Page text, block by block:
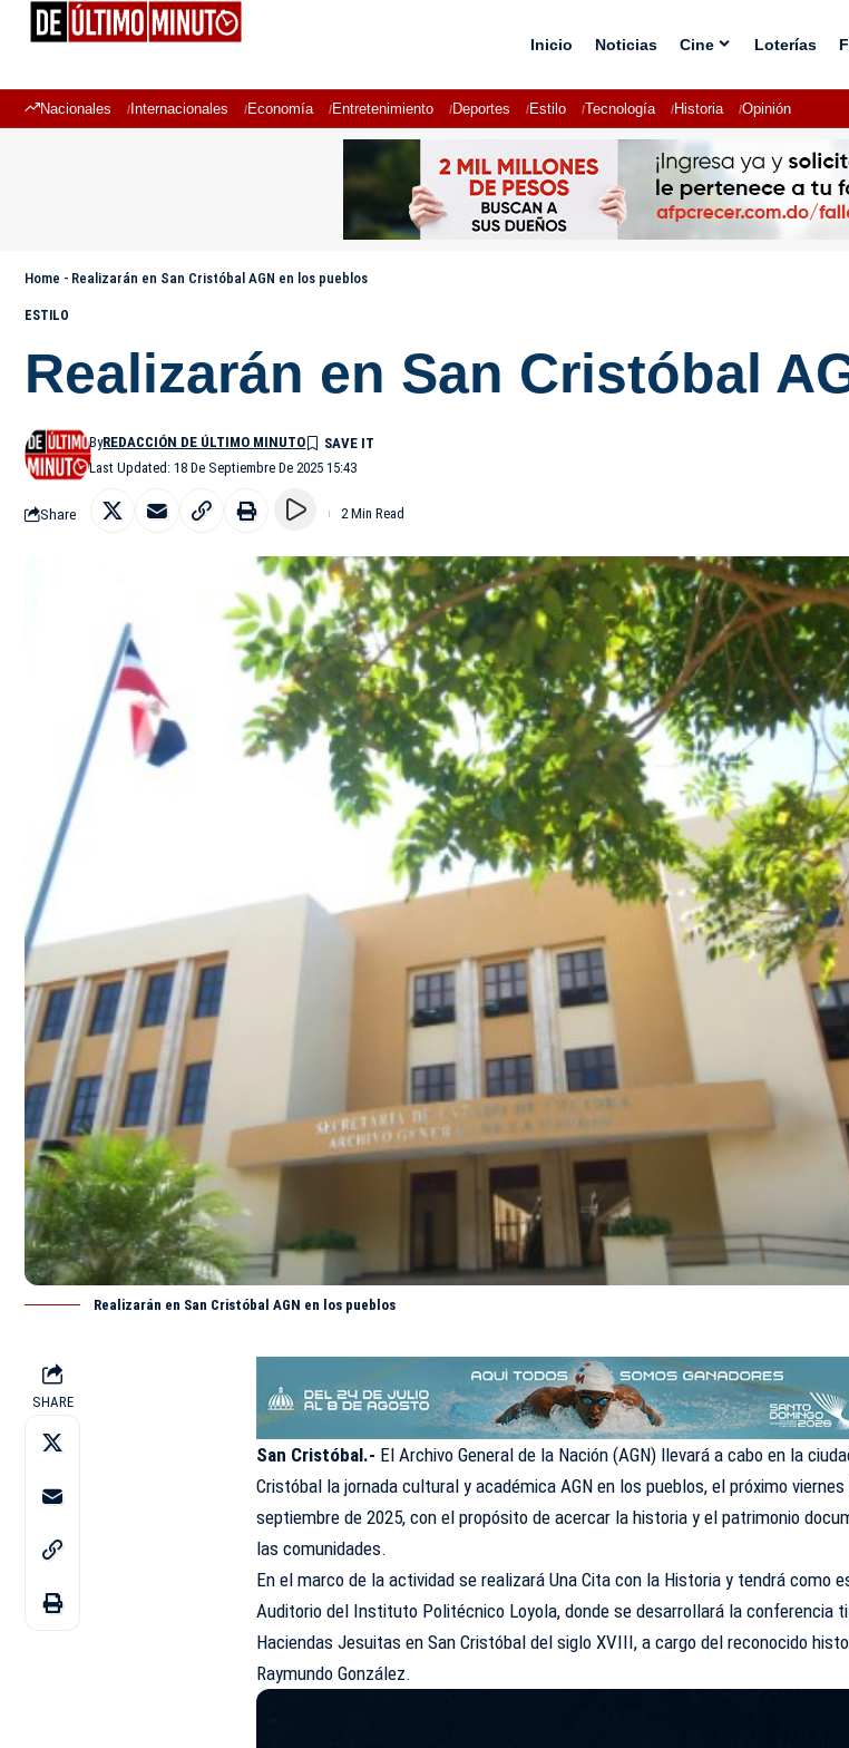
Inicio Noticias Cine Loterías
Nacionales Internacionales Economía Entretenimiento Deportes Estilo Tecnología Historia Opinión
Home - Realizarán en San Cristóbal AGN en los pueblos
ESTILO
Realizarán en San Cristóbal
Last Updated: 18 De Septiembre De 2025 15:43
ByREDACCIÓN DE ÚLTIMO MINUTO
Share 2 Min Read
Realizarán en San Cristóbal AGN en los pueblos
SHARE
San Cristóbal.- El Archivo General de la Nación (AGN) llevará a cabo en la
Cristóbal la jornada cultural y académica AGN en los pueblos, el próximo viernes
septiembre de 2025, con el propósito de acercar la historia y el patrimonio
las comunidades.
En el marco de la actividad se realizará Una Cita con la Historia y tendrá como
Auditorio del Instituto Politécnico Loyola, donde se desarrollará la conferencia
Haciendas Jesuitas en San Cristóbal del siglo XVIII, a cargo del reconocido
Raymundo González.